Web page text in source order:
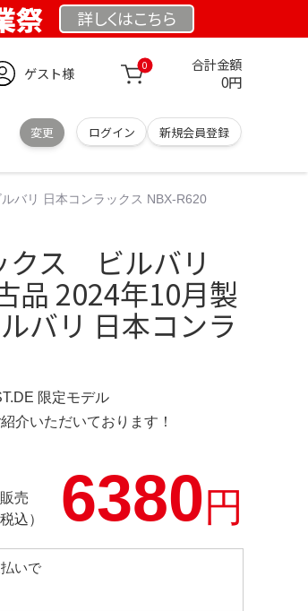
祭 詳しくはこちら
ゲスト様 0 合計金額
0円
変更 ログイン 新規会員登録
リ 日本コンラックス NBX-R620
クス ビルバリ
品 2024年10月製
バリ 日本コンラ
限定モデル
介いただいております！
売
込）
6380円
いで